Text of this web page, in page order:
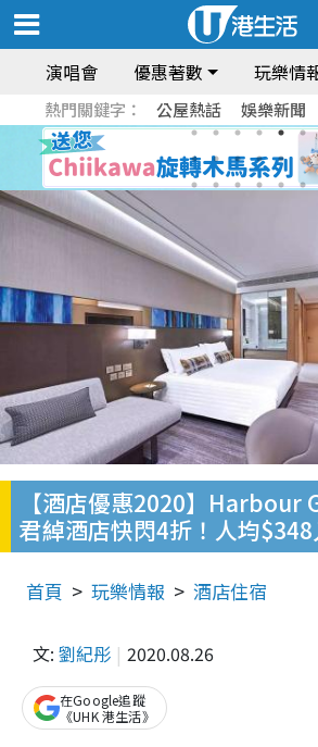
演唱會 優惠著數 玩樂情
熱門關鍵字： 公屋熱話 娛樂新聞
【酒店優惠2020】Harbour
君綽酒店快閃4折！人均
首頁 玩樂情報 酒店住宿
文: 劉紀彤 2020.08.26
在Google追蹤
《UHK 港生活》